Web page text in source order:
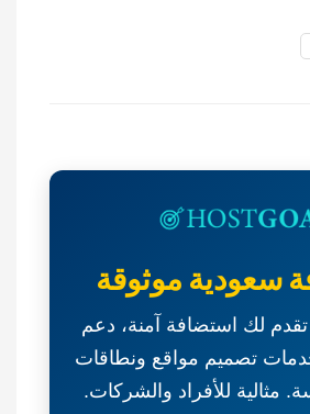
سعودية موثوقة
لك استضافة آمنة، دعم
تصميم مواقع ونطاقات
مثالية للأفراد والشركات.